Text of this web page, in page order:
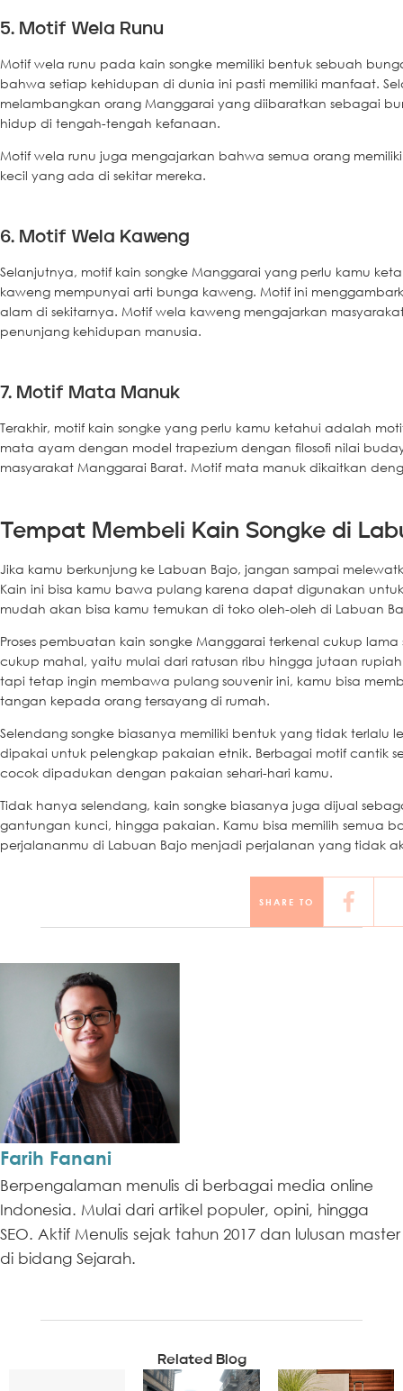
5. Motif Wela Runu
Motif wela runu pada kain songke memiliki bentuk sebuah
bahwa setiap kehidupan di dunia ini pasti memiliki manfaat.
melambangkan orang Manggarai yang diibaratkan sebagai
hidup di tengah-tengah kefanaan.
Motif wela runu juga mengajarkan bahwa semua orang
kecil yang ada di sekitar mereka.
6. Motif Wela Kaweng
Selanjutnya, motif kain songke Manggarai yang perlu kamu
kaweng mempunyai arti bunga kaweng. Motif ini
alam di sekitarnya. Motif wela kaweng mengajarkan
penunjang kehidupan manusia.
7. Motif Mata Manuk
Terakhir, motif kain songke yang perlu kamu ketahui adalah
mata ayam dengan model trapezium dengan filosofi nilai
masyarakat Manggarai Barat. Motif mata manuk dikaitkan
Tempat Membeli Kain Songke di
Jika kamu berkunjung ke Labuan Bajo, jangan sampai
Kain ini bisa kamu bawa pulang karena dapat digunakan
mudah akan bisa kamu temukan di toko oleh-oleh di Labuan
Proses pembuatan kain songke Manggarai terkenal cukup
cukup mahal, yaitu mulai dari ratusan ribu hingga jutaan
tapi tetap ingin membawa pulang souvenir ini, kamu bisa
tangan kepada orang tersayang di rumah.
Selendang songke biasanya memiliki bentuk yang tidak terlalu
dipakai untuk pelengkap pakaian etnik. Berbagai motif cantik
cocok dipadukan dengan pakaian sehari-hari kamu.
Tidak hanya selendang, kain songke biasanya juga dijual
gantungan kunci, hingga pakaian. Kamu bisa memilih semua
perjalananmu di Labuan Bajo menjadi perjalanan yang tidak
SHARE TO
Farih Fanani
Berpengalaman menulis di berbagai media online
Indonesia. Mulai dari artikel populer, opini, hingga
SEO. Aktif Menulis sejak tahun 2017 dan lulusan master
di bidang Sejarah.
Related Blog